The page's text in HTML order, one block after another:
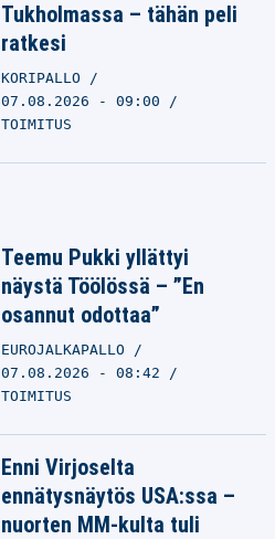
Tukholmassa – tähän peli
ratkesi
KORIPALLO
07.08.2026 - 09:00
TOIMITUS
Teemu Pukki yllättyi
näystä Töölössä – ”En
osannut odottaa”
EUROJALKAPALLO
07.08.2026 - 08:42
TOIMITUS
Enni Virjoselta
ennätysnäytös USA:ssa –
nuorten MM-kulta tuli